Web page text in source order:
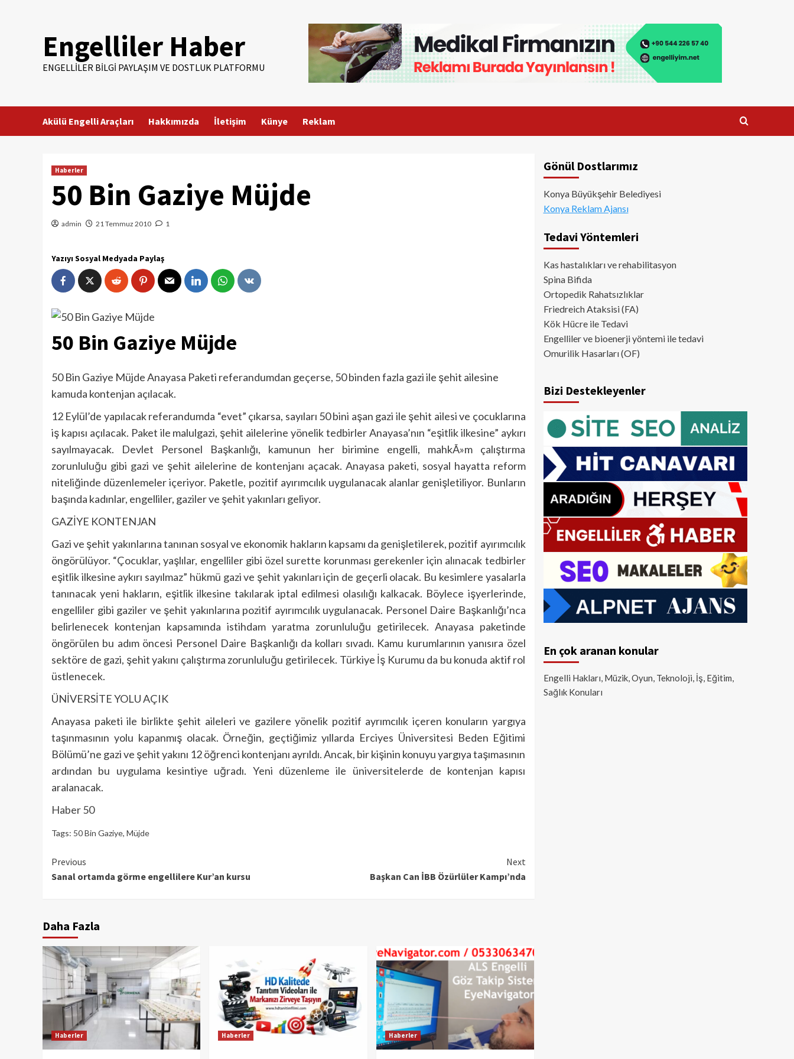
Engelliler Haber
ENGELLILER BILGI PAYLAŞIM VE DOSTLUK PLATFORMU
Akülü Engelli Araçları Hakkımızda İletişim Künye Reklam
Haberler
50 Bin Gaziye Müjde
admin 21 Temmuz 2010 1
Yazıyı Sosyal Medyada Paylaş
50 Bin Gaziye Müjde
50 Bin Gaziye Müjde Anayasa Paketi referandumdan geçerse, 50 binden fazla gazi ile şehit ailesine
kamuda kontenjan açılacak.
12 Eylül’de yapılacak referandumda “evet” çıkarsa, sayıları 50 bini aşan gazi ile şehit ailesi ve çocuklarına
iş kapısı açılacak. Paket ile malulgazi, şehit ailelerine yönelik tedbirler Anayasa’nın “eşitlik ilkesine” aykırı
sayılmayacak. Devlet Personel Başkanlığı, kamunun her birimine engelli, mahkÃ»m çalıştırma
zorunluluğu gibi gazi ve şehit ailelerine de kontenjanı açacak. Anayasa paketi, sosyal hayatta reform
niteliğinde düzenlemeler içeriyor. Paketle, pozitif ayırımcılık uygulanacak alanlar genişletiliyor. Bunların
başında kadınlar, engelliler, gaziler ve şehit yakınları geliyor.
GAZİYE KONTENJAN
Gazi ve şehit yakınlarına tanınan sosyal ve ekonomik hakların kapsamı da genişletilerek, pozitif ayırımcılık
öngörülüyor. “Çocuklar, yaşlılar, engelliler gibi özel surette korunması gerekenler için alınacak tedbirler
eşitlik ilkesine aykırı sayılmaz” hükmü gazi ve şehit yakınları için de geçerli olacak. Bu kesimlere yasalarla
tanınacak yeni hakların, eşitlik ilkesine takılarak iptal edilmesi olasılığı kalkacak. Böylece işyerlerinde,
engelliler gibi gaziler ve şehit yakınlarına pozitif ayırımcılık uygulanacak. Personel Daire Başkanlığı’nca
belirlenecek kontenjan kapsamında istihdam yaratma zorunluluğu getirilecek. Anayasa paketinde
öngörülen bu adım öncesi Personel Daire Başkanlığı da kolları sıvadı. Kamu kurumlarının yanısıra özel
sektöre de gazi, şehit yakını çalıştırma zorunluluğu getirilecek. Türkiye İş Kurumu da bu konuda aktif rol
üstlenecek.
ÜNİVERSİTE YOLU AÇIK
Anayasa paketi ile birlikte şehit aileleri ve gazilere yönelik pozitif ayrımcılık içeren konuların yargıya
taşınmasının yolu kapanmış olacak. Örneğin, geçtiğimiz yıllarda Erciyes Üniversitesi Beden Eğitimi
Bölümü’ne gazi ve şehit yakını 12 öğrenci kontenjanı ayrıldı. Ancak, bir kişinin konuyu yargıya taşımasının
ardından bu uygulama kesintiye uğradı. Yeni düzenleme ile üniversitelerde de kontenjan kapısı
aralanacak.
Haber 50
Tags: 50 Bin Gaziye, Müjde
Continue
Reading
Previous
Sanal ortamda görme engellilere Kur’an kursu
Next
Başkan Can İBB Özürlüler Kampı’nda
Daha Fazla
Haberler Haberler Haberler
Gönül Dostlarımız
Konya Büyükşehir Belediyesi
Konya Reklam Ajansı
Tedavi Yöntemleri
Kas hastalıkları ve rehabilitasyon
Spina Bifida
Ortopedik Rahatsızlıklar
Friedreich Ataksisi (FA)
Kök Hücre ile Tedavi
Engelliler ve bioenerji yöntemi ile tedavi
Omurilik Hasarları (OF)
Bizi Destekleyenler
En çok aranan konular
Engelli Hakları, Müzik, Oyun, Teknoloji, İş, Eğitim,
Sağlık Konuları